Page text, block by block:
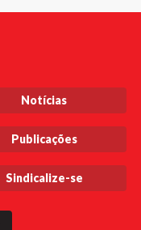
Notícias
Publicações
Sindicalize-se